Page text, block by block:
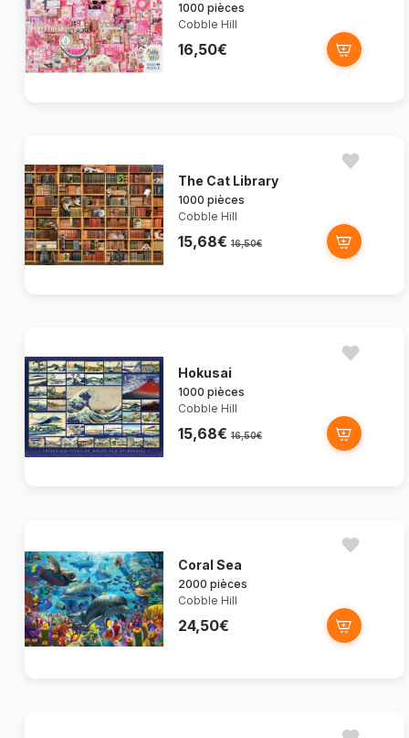
1000 pièces
Cobble Hill
16,50€
The Cat Library
1000 pièces
Cobble Hill
15,68€ 16,50€
Hokusai
1000 pièces
Cobble Hill
15,68€ 16,50€
Coral Sea
2000 pièces
Cobble Hill
24,50€